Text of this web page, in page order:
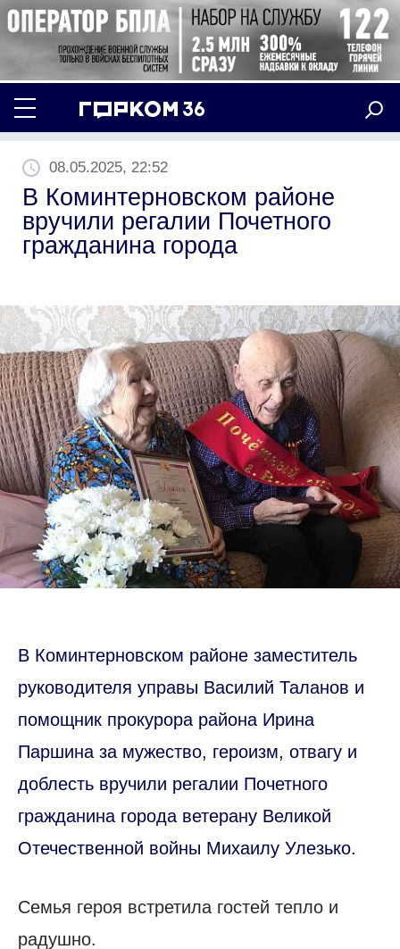
08.05.2025, 22:52
В Коминтерновском районе
вручили регалии Почетного
гражданина города
В Коминтерновском районе заместитель
руководителя управы Василий Таланов и
помощник прокурора района Ирина
Паршина за мужество, героизм, отвагу и
доблесть вручили регалии Почетного
гражданина города ветерану Великой
Отечественной войны Михаилу Улезько.
Семья героя встретила гостей тепло и
радушно.